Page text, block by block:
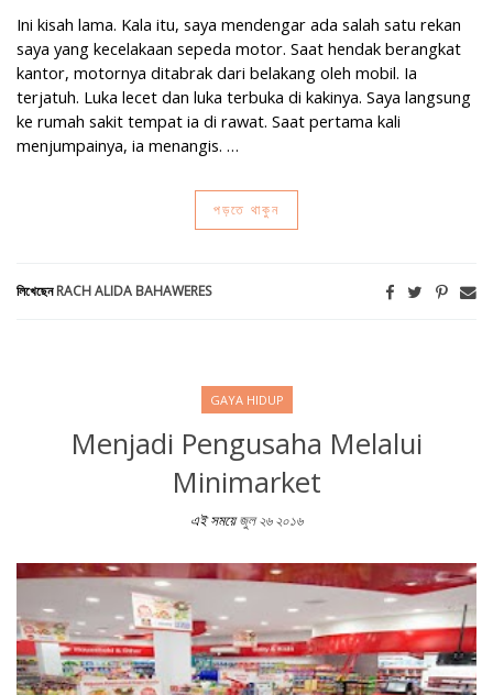
Ini kisah lama. Kala itu, saya mendengar ada salah satu rekan
saya yang kecelakaan sepeda motor. Saat hendak berangkat
kantor, motornya ditabrak dari belakang oleh mobil. Ia
terjatuh. Luka lecet dan luka terbuka di kakinya. Saya langsung
ke rumah sakit tempat ia di rawat. Saat pertama kali
menjumpainya, ia menangis. …
পড়তে থাকুন
লিখেছেনRACH ALIDA BAHAWERES
GAYA HIDUP
Menjadi Pengusaha Melalui
Minimarket
এই সময়েজুল ২৬ ২০১৬
Menjadi Pengusaha Melalui Minimarket